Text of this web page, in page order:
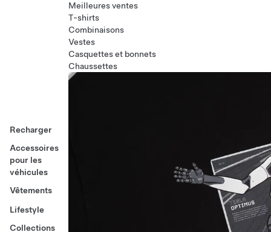
Recharger
Accessoires
pour les
véhicules
Vêtements
Lifestyle
Collections
Meilleures ventes
T-shirts
Combinaisons
Vestes
Casquettes et bonnets
Chaussettes